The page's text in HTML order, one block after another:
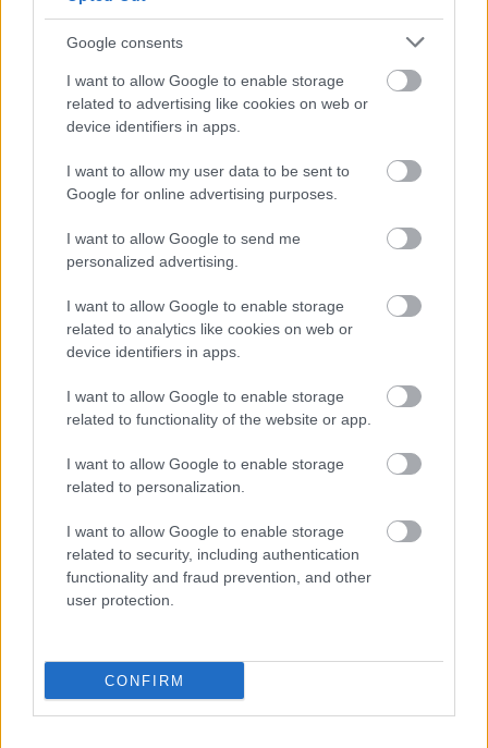
Google consents
I want to allow Google to enable storage
related to advertising like cookies on web or
device identifiers in apps.
I want to allow my user data to be sent to
Google for online advertising purposes.
I want to allow Google to send me
personalized advertising.
I want to allow Google to enable storage
related to analytics like cookies on web or
device identifiers in apps.
I want to allow Google to enable storage
related to functionality of the website or app.
I want to allow Google to enable storage
related to personalization.
I want to allow Google to enable storage
related to security, including authentication
functionality and fraud prevention, and other
user protection.
CONFIRM
24 óra
Ezért párásodik be állandóan az ablak – egyszerűbb a
megoldás, mint gondolnád
Nem ecettel és nem szódabikarbónával: ezzel lesz
újra csillogó a vízköves csap